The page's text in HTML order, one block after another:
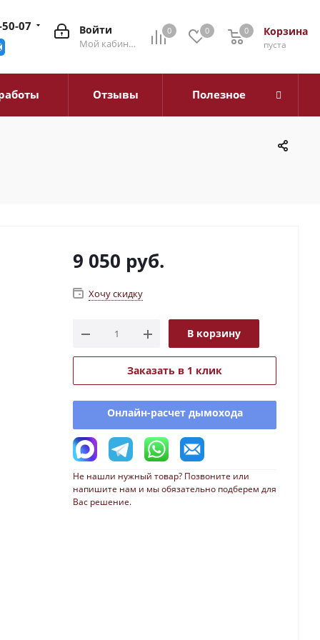
0 0 Корзина
0
пуста
0
Войти
Мой кабинет
07
Отзывы Полезное
9 050 руб.
Хочу скидку
В корзину
Заказать в 1 клик
Онлайн-расчет дымохода
Не нашли нужный товар? Позвоните или
напишите нам и мы обязательно подберем для
Вас решение.